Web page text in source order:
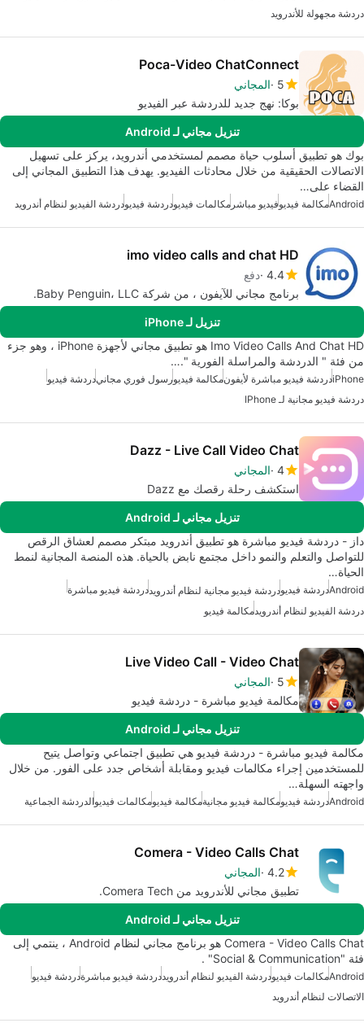
دردشة مجهولة للأندرويد
Poca-Video ChatConnect
5 المجاني
بوكا: نهج جديد للدردشة عبر الفيديو
تنزيل مجاني لـ Android
بوك هو تطبيق أسلوب حياة مصمم لمستخدمي أندرويد، يركز على تسهيل
الاتصالات الحقيقية من خلال محادثات الفيديو. يهدف هذا التطبيق المجاني إلى
القضاء على…
Androidمكالمة فيديوفيديو مباشر مكالمات فيديودردشة فيديودردشة الفيديو لنظام أندرويد
imo video calls and chat HD
4.4 دفع
برنامج مجاني للآيفون ، من شركة Baby Penguin، LLC.
تنزيل لـ iPhone
Imo Video Calls And Chat HD هو تطبيق مجاني لأجهزة iPhone ، وهو جزء
من فئة " الدردشة والمراسلة الفورية ".…
iPhoneدردشة فيديو مباشرة لأيفونمكالمة فيديورسول فوري مجانيدردشة فيديو
دردشة فيديو مجانية لـ IPhone
Dazz - Live Call Video Chat
4 المجاني
استكشف رحلة رقصك مع Dazz
تنزيل مجاني لـ Android
داز - دردشة فيديو مباشرة هو تطبيق أندرويد مبتكر مصمم لعشاق الرقص
للتواصل والتعلم والنمو داخل مجتمع نابض بالحياة. هذه المنصة المجانية لنمط
الحياة…
Androidدردشة فيديودردشة فيديو مجانية لنظام أندرويددردشة فيديو مباشرة
دردشة الفيديو لنظام أندرويدمكالمة فيديو
Live Video Call - Video Chat
5 المجاني
مكالمة فيديو مباشرة - دردشة فيديو
تنزيل مجاني لـ Android
مكالمة فيديو مباشرة - دردشة فيديو هي تطبيق اجتماعي وتواصل يتيح
للمستخدمين إجراء مكالمات فيديو ومقابلة أشخاص جدد على الفور. من خلال
واجهته السهلة…
Androidدردشة فيديومكالمة فيديو مجانيةمكالمة فيديومكالمات فيديوالدردشة الجماعية
Comera - Video Calls Chat
4.2 المجاني
تطبيق مجاني للأندرويد من Comera Tech.
تنزيل مجاني لـ Android
Comera - Video Calls Chat هو برنامج مجاني لنظام Android ، ينتمي إلى
فئة "Social & Communication" .
Androidمكالمات فيديودردشة الفيديو لنظام أندرويددردشة فيديو مباشرةدردشة فيديو
الاتصالات لنظام أندرويد